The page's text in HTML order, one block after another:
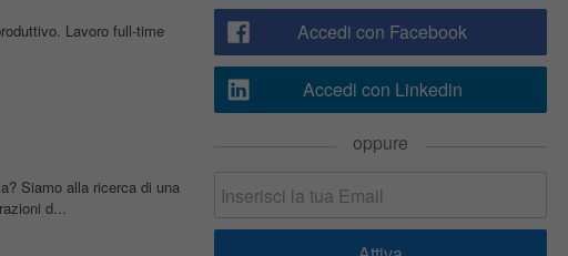
Lavoro full-time
Siamo alla ricerca di una
d...
Accedi con Facebook
Accedi con Linkedin
oppure